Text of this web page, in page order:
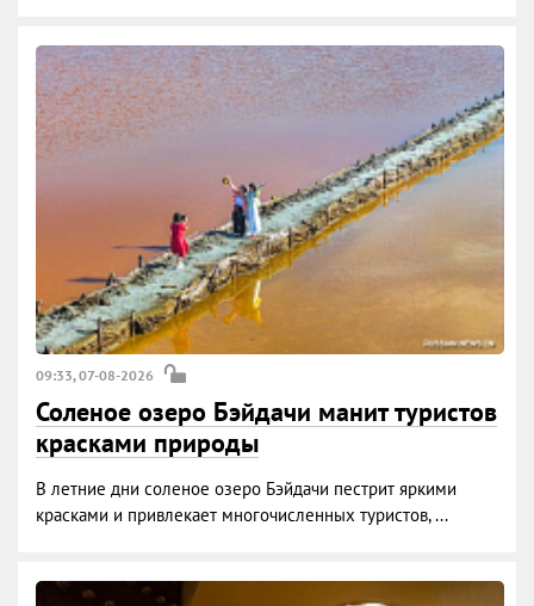
09:33, 07-08-2026
Соленое озеро Бэйдачи манит туристов
красками природы
В летние дни соленое озеро Бэйдачи пестрит яркими
красками и привлекает многочисленных туристов, ...